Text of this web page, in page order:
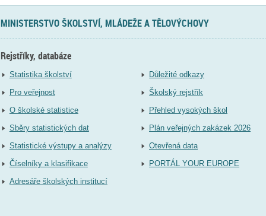
MINISTERSTVO ŠKOLSTVÍ, MLÁDEŽE A TĚLOVÝCHOVY
Rejstříky, databáze
Statistika školství
Pro veřejnost
O školské statistice
Sběry statistických dat
Statistické výstupy a analýzy
Číselníky a klasifikace
Adresáře školských institucí
Důležité odkazy
Školský rejstřík
Přehled vysokých škol
Plán veřejných zakázek 2026
Otevřená data
PORTÁL YOUR EUROPE